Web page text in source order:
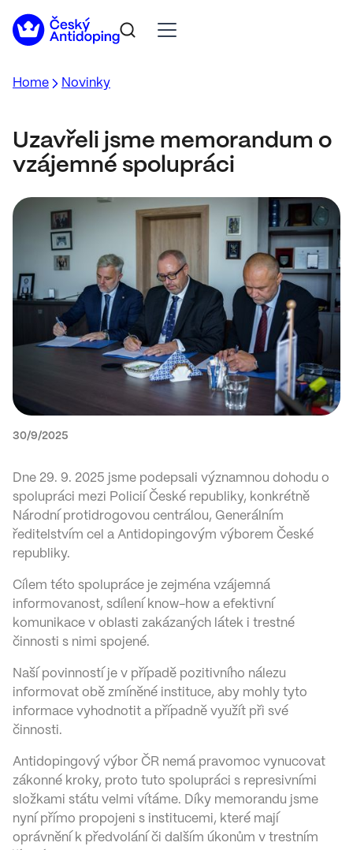
Home Novinky
Uzavřeli jsme memorandum o
vzájemné spolupráci
30/9/2025
Dne 29. 9. 2025 jsme podepsali významnou dohodu o
spolupráci mezi Policií České republiky, konkrétně
Národní protidrogovou centrálou, Generálním
ředitelstvím cel a Antidopingovým výborem České
republiky.
Cílem této spolupráce je zejména vzájemná
informovanost, sdílení know-how a efektivní
komunikace v oblasti zakázaných látek i trestné
činnosti s nimi spojené.
Naší povinností je v případě pozitivního nálezu
informovat obě zmíněné instituce, aby mohly tyto
informace vyhodnotit a případně využít při své
činnosti.
Antidopingový výbor ČR nemá pravomoc vynucovat
zákonné kroky, proto tuto spolupráci s represivními
složkami státu velmi vítáme. Díky memorandu jsme
nyní přímo propojeni s institucemi, které mají
oprávnění k předvolání či dalším úkonům v trestním